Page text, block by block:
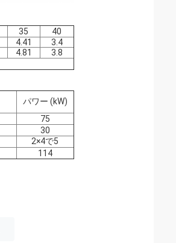
35 40
4.41
3.4
4.81
3.8
パワー (kW)
75
30
2×4で5
114